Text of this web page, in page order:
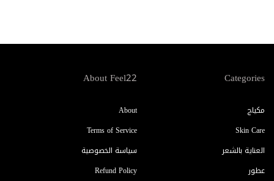
Categories
مكياج
Skin Care
العناية بالشعر
عطور
About Feel22
About
Terms of Service
سياسة الخصوصية
Refund Policy